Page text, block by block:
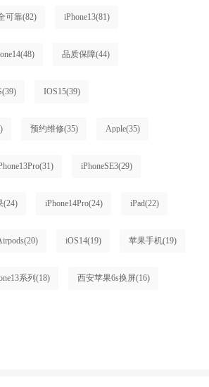
可靠(82) iPhone13(81)
(48) 品质保障(44)
(39) IOS15(39)
预约维修(35) Apple(35)
(31) iPhoneSE3(29)
(24) iPhone14Pro(24) iPad(22)
(20) iOS14(19) 苹果手机(19)
系列 (18) 西安苹果6s换屏(16)